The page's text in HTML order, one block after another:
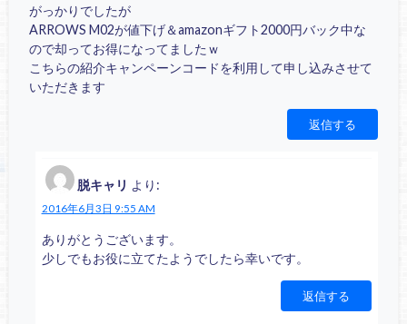
がっかりでしたが
ARROWS M02が値下げ＆amazonギフト2000円バック中な
ので却ってお得になってましたｗ
こちらの紹介キャンペーンコードを利用して申し込みさせて
いただきます
返信する
脱キャリ より:
2016年6月3日 9:55 AM
ありがとうございます。
少しでもお役に立てたようでしたら幸いです。
返信する